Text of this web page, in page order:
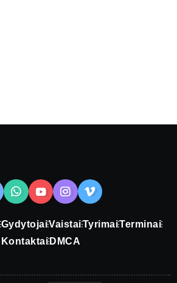
GydytojaiVaistaiTyrimaiTerminai
Kontaktai DMCA